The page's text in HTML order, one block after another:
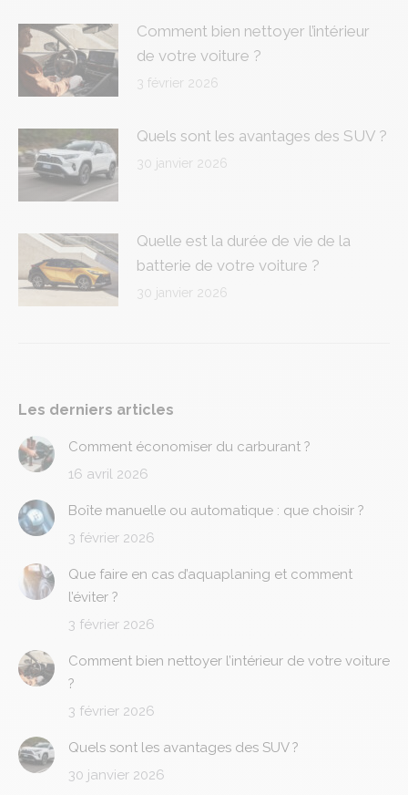
Comment bien nettoyer l’intérieur
de votre voiture ?
3 février 2026
Quels sont les avantages des SUV ?
30 janvier 2026
Quelle est la durée de vie de la
batterie de votre voiture ?
30 janvier 2026
Les derniers articles
Comment économiser du carburant ?
16 avril 2026
Boîte manuelle ou automatique : que choisir ?
3 février 2026
Que faire en cas d’aquaplaning et comment
l’éviter ?
3 février 2026
Comment bien nettoyer l’intérieur de votre voiture
?
3 février 2026
Quels sont les avantages des SUV ?
30 janvier 2026